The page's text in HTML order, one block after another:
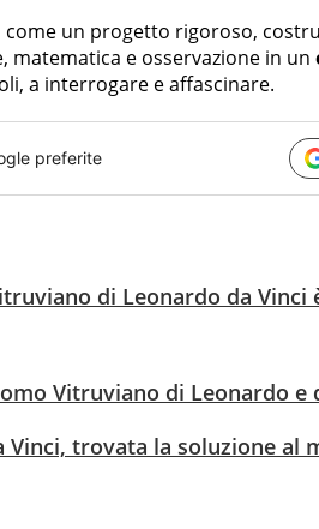
come un progetto rigoroso,
matematica e osservazione in un
a interrogare e affascinare.
preferite
di Leonardo da Vinci
Vitruviano di Leonardo e
Vinci, trovata la soluzione al